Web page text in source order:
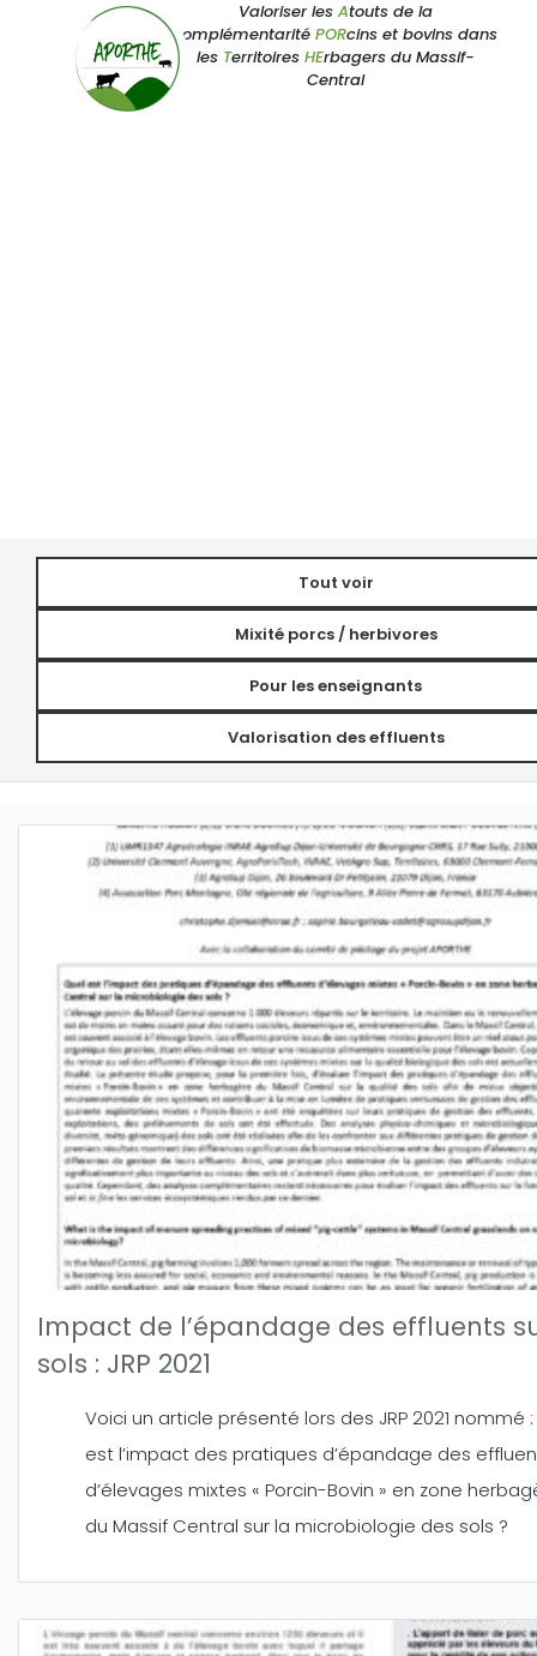
Valoriser les Atouts de la
complémentarité PORcins et bovins dans
les Territoires HErbagers du Massif-
Central
Tout voir
Mixité porcs / herbivores
Pour les enseignants
Valorisation des effluents
Impact de l’épandage des effluents
sols : JRP 2021
Voici un article présenté lors des JRP 2021 nommé
est l’impact des pratiques d’épandage des
d’élevages mixtes « Porcin-Bovin » en zone
du Massif Central sur la microbiologie des sols ?